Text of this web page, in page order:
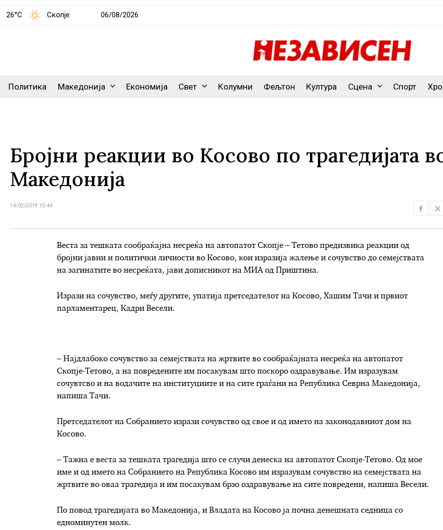
26°C Скопје 06/08/2026
Политика Македонија Економија Свет Колумни Фељтон Култура Сцена Спорт
Бројни реакции во Косово по трагедијата
Македонија
14/02/2019 10:44
Веста за тешката сообраќајна несреќа на автопатот Скопје – Тетово предизвика реакции од
бројни јавни и политички личности во Косово, кои изразија жалење и сочувство до семејствата
на загинатите во несреќата, јави дописникот на МИА од Приштина.
Изрази на сочувство, меѓу другите, упатија претседателот на Косово, Хашим Тачи и првиот
парламентарец, Кадри Весели.
– Најдлабоко сочувство за семејствата на жртвите во сообраќајната несреќа на автопатот
Скопје-Тетово, а на повредените им посакувам што поскоро оздравување. Им изразувам
сочувтсво и на водачите на институциите и на сите граѓани на Република Севрна Македонија,
напиша Тачи.
Претседателот на Собранието изрази сочувство од свое и од името на законодавниот дом на
Косово.
– Тажна е веста за тешката трагедија што се случи денеска на автопатот Скопје-Тетово. Од мое
име и од името на Собранието на Република Косово им изразувам сочувство на семејствата на
жртвите во оваа трагедија и им посакувам брзо оздравување на сите повредени, напиша Весели.
По повод трагедијата во Македонија, и Владата на Косово ја почна денешната седница со
едноминутен молк.